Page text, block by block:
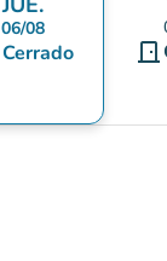
06/08
Cerrado door_front